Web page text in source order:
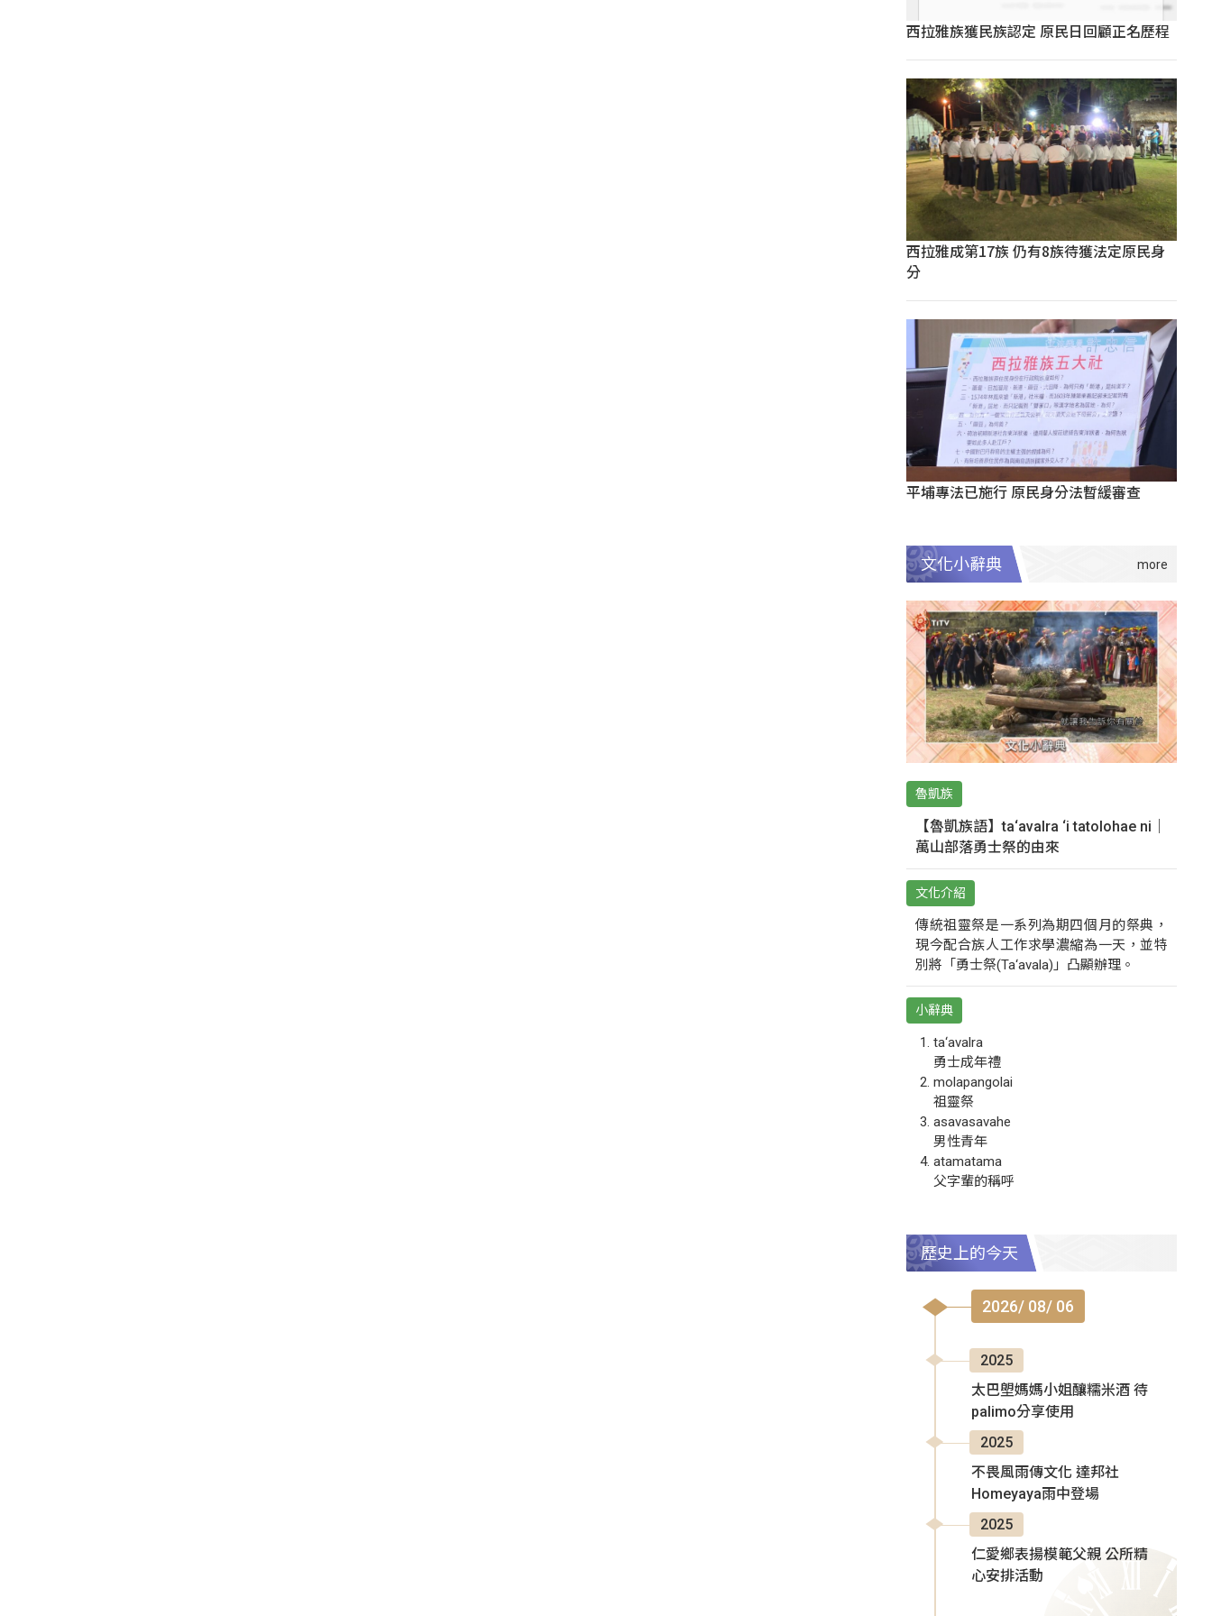
西拉雅族獲民族認定 原民日回顧正名歷程
西拉雅成第17族 仍有8族待獲法定原民身
分
平埔專法已施行 原民身分法暫緩審查
文化小辭典
魯凱族
【魯凱族語】ta‘avalra ‘i tatolohae ni｜
萬山部落勇士祭的由來
文化介紹
傳統祖靈祭是一系列為期四個月的祭典，
現今配合族人工作求學濃縮為一天，並特
別將「勇士祭(Ta‘avala)」凸顯辦理。
小辭典
ta‘avalra
勇士成年禮
molapangolai
祖靈祭
asavasavahe
男性青年
atamatama
父字輩的稱呼
歷史上的今天
2026/ 08/ 06
2025
太巴塱媽媽小姐釀糯米酒 待
palimo分享使用
2025
不畏風雨傳文化 達邦社
Homeyaya雨中登場
2025
仁愛鄉表揚模範父親 公所精
心安排活動